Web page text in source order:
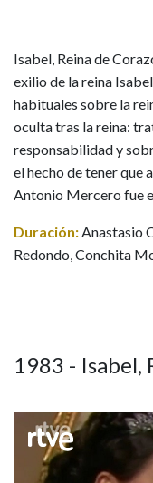
Isabel, Reina de
exilio de la reina
habituales sobre la
oculta tras la reina:
responsabilidad y
el hecho de tener que
Antonio Mercero fue
Duración:Anastasio
Redondo, Conchita
1983 - Isabel,